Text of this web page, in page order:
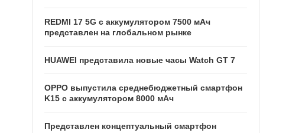
REDMI 17 5G c аккумулятором 7500 мАч
представлен на глобальном рынке
HUAWEI представила новые часы Watch GT 7
OPPO выпустила среднебюджетный смартфон
K15 с аккумулятором 8000 мАч
Представлен концептуальный смартфон